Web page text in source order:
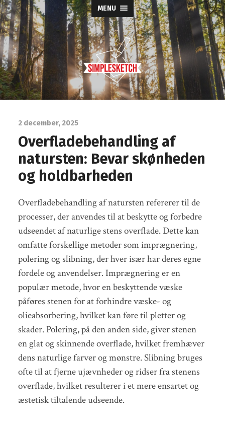
MENU
Simple
Sketch
2 december, 2025
Overfladebehandling af
natursten: Bevar skønheden
og holdbarheden
Overfladebehandling af natursten refererer til de
processer, der anvendes til at beskytte og forbedre
udseendet af naturlige stens overflade. Dette kan
omfatte forskellige metoder som imprægnering,
polering og slibning, der hver især har deres egne
fordele og anvendelser. Imprægnering er en
populær metode, hvor en beskyttende væske
påføres stenen for at forhindre væske- og
olieabsorbering, hvilket kan føre til pletter og
skader. Polering, på den anden side, giver stenen
en glat og skinnende overflade, hvilket fremhæver
dens naturlige farver og mønstre. Slibning bruges
ofte til at fjerne ujævnheder og ridser fra stenens
overflade, hvilket resulterer i et mere ensartet og
æstetisk tiltalende udseende.